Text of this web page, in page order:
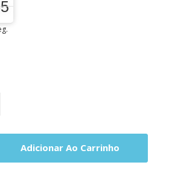
Adicionar Ao Carrinho